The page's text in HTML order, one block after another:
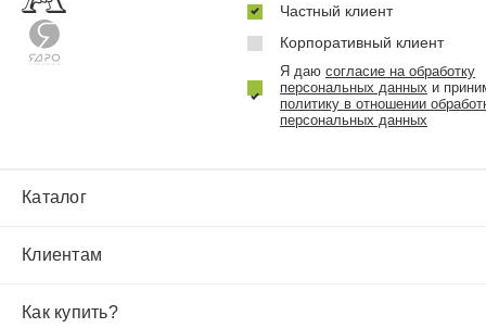
Каталог
Клиентам
Как купить?
Частный клиент
Корпоративный клиент
Я даю согласие на обработку
персональных данных и
политику в отношении
персональных данных